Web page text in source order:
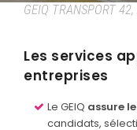
GEIQ TRANSPORT
Les services
entreprises
Le GEIQ assure
candidats,